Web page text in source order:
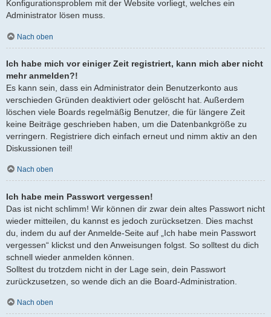
Konfigurationsproblem mit der Website vorliegt, welches ein
Administrator lösen muss.
Nach oben
Ich habe mich vor einiger Zeit registriert, kann mich aber nicht
mehr anmelden?!
Es kann sein, dass ein Administrator dein Benutzerkonto aus
verschieden Gründen deaktiviert oder gelöscht hat. Außerdem
löschen viele Boards regelmäßig Benutzer, die für längere Zeit
keine Beiträge geschrieben haben, um die Datenbankgröße zu
verringern. Registriere dich einfach erneut und nimm aktiv an den
Diskussionen teil!
Nach oben
Ich habe mein Passwort vergessen!
Das ist nicht schlimm! Wir können dir zwar dein altes Passwort nicht
wieder mitteilen, du kannst es jedoch zurücksetzen. Dies machst
du, indem du auf der Anmelde-Seite auf „Ich habe mein Passwort
vergessen“ klickst und den Anweisungen folgst. So solltest du dich
schnell wieder anmelden können.
Solltest du trotzdem nicht in der Lage sein, dein Passwort
zurückzusetzen, so wende dich an die Board-Administration.
Nach oben